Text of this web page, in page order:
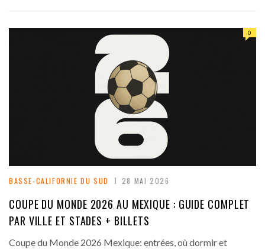
0
BASSE-CALIFORNIE DU SUD 28 MAI 2026
COUPE DU MONDE 2026 AU MEXIQUE : GUIDE COMPLET
PAR VILLE ET STADES + BILLETS
Coupe du Monde 2026 Mexique: entrées, où dormir et